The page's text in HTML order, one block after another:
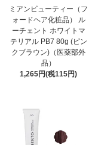
ミアンビューティー（フ
ォードヘア化粧品） ル
ーチェント ホワイトマ
テリアル PB7 80g (ピン
クブラウン)（医薬部外
品）
1,265円(税115円)